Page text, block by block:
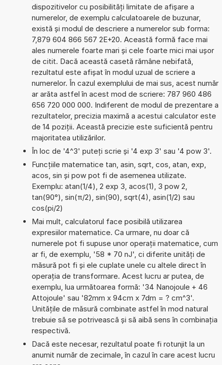
dispozitivelor cu posibilități limitate de afișare a
numerelor, de exemplu calculatoarele de buzunar,
există și modul de descriere a numerelor sub forma:
7,879 604 866 567 2E+20. Această formă face mai
ales numerele foarte mari și cele foarte mici mai ușor
de citit. Dacă această casetă rămâne nebifată,
rezultatul este afișat în modul uzual de scriere a
numerelor. În cazul exemplului de mai sus, acest număr
ar arăta astfel în acest mod de scriere: 787 960 486
656 720 000 000. Indiferent de modul de prezentare a
rezultatelor, precizia maximă a acestui calculator este
de 14 poziții. Această precizie este suficientă pentru
majoritatea utilizărilor.
În loc de '4^3' puteți scrie și '4 exp 3' sau '4 pow 3'.
Funcțiile matematice tan, asin, sqrt, cos, atan, exp,
acos, sin și pow pot fi de asemenea utilizate.
Exemplu: atan(1/4), 2 exp 3, acos(1), 3 pow 2,
tan(90°), sin(π/2), sin(90), sqrt(4), asin(1/2) sau
cos(pi/2)
Mai mult, calculatorul face posibilă utilizarea
expresiilor matematice. Ca urmare, nu doar că
numerele pot fi supuse unor operații matematice, cum
ar fi, de exemplu, '58 * 70 nJ', ci diferite unități de
măsură pot fi și ele cuplate unele cu altele direct în
operația de transformare. Acest lucru ar putea, de
exemplu, lua următoarea formă: '34 Nanojoule + 46
Attojoule' sau '82mm x 94cm x 7dm = ? cm^3'.
Unitățile de măsură combinate astfel în mod natural
trebuie să se potrivească și să aibă sens în combinația
respectivă.
Dacă este necesar, rezultatul poate fi rotunjit la un
anumit număr de zecimale, în cazul în care acest lucru